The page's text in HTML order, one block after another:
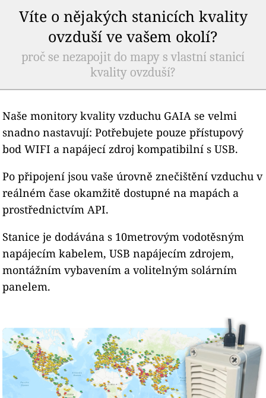
Víte o nějakých stanicích kvality
ovzduší ve vašem okolí?
proč se nezapojit do mapy s vlastní stanicí
kvality ovzduší?
Naše monitory kvality vzduchu GAIA se velmi
snadno nastavují: Potřebujete pouze přístupový
bod WIFI a napájecí zdroj kompatibilní s USB.
Po připojení jsou vaše úrovně znečištění vzduchu v
reálném čase okamžitě dostupné na mapách a
prostřednictvím API.
Stanice je dodávána s 10metrovým vodotěsným
napájecím kabelem, USB napájecím zdrojem,
montážním vybavením a volitelným solárním
panelem.